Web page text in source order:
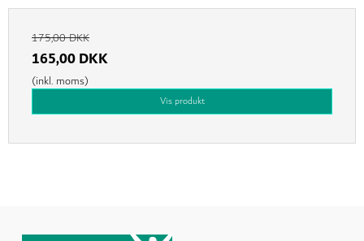
175,00 DKK
165,00 DKK
(inkl. moms)
Vis produkt